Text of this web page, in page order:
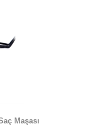
Maşası